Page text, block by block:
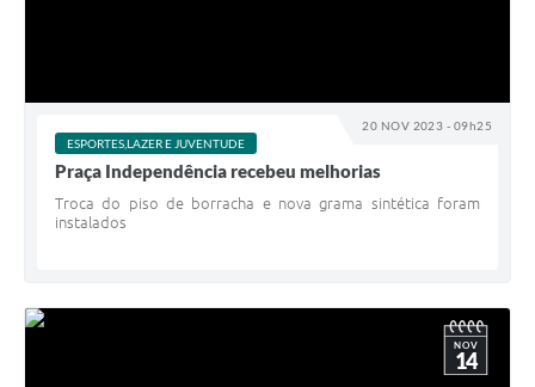
20 NOV 2023 - 09h25
ESPORTES,LAZER E JUVENTUDE
Praça Independência recebeu melhorias
Troca do piso de borracha e nova grama sintética foram
instalados
NOV
14